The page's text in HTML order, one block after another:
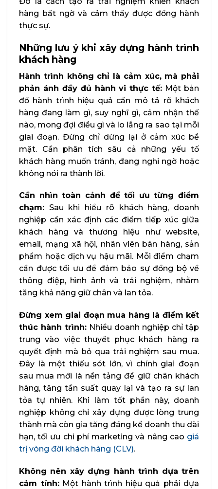
hàng bất ngờ và cảm thấy được đồng hành
thực sự.
Những lưu ý khi xây dựng hành trình
khách hàng
Hành trình không chỉ là cảm xúc, mà phải
phản ánh đầy đủ hành vi thực tế: Một bản
đồ hành trình hiệu quả cần mô tả rõ khách
hàng đang làm gì, suy nghĩ gì, cảm nhận thế
nào, mong đợi điều gì và lo lắng ra sao tại mỗi
giai đoạn. Đừng chỉ dừng lại ở cảm xúc bề
mặt. Cần phân tích sâu cả những yếu tố
khách hàng muốn tránh, đang nghi ngờ hoặc
không nói ra thành lời.
Cần nhìn toàn cảnh để tối ưu từng điểm
chạm: Sau khi hiểu rõ khách hàng, doanh
nghiệp cần xác định các điểm tiếp xúc giữa
khách hàng và thương hiệu như website,
email, mạng xã hội, nhân viên bán hàng, sản
phẩm hoặc dịch vụ hậu mãi. Mỗi điểm chạm
cần được tối ưu để đảm bảo sự đồng bộ về
thông điệp, hình ảnh và trải nghiệm, nhằm
tăng khả năng giữ chân và lan tỏa.
Đừng xem giai đoạn mua hàng là điểm kết
thúc hành trình: Nhiều doanh nghiệp chỉ tập
trung vào việc thuyết phục khách hàng ra
quyết định mà bỏ qua trải nghiệm sau mua.
Đây là một thiếu sót lớn, vì chính giai đoạn
sau mua mới là nền tảng để giữ chân khách
hàng, tăng tần suất quay lại và tạo ra sự lan
tỏa tự nhiên. Khi làm tốt phần này, doanh
nghiệp không chỉ xây dựng được lòng trung
thành mà còn gia tăng đáng kể doanh thu dài
hạn, tối ưu chi phí marketing và nâng cao giá
trị vòng đời khách hàng (CLV).
Không nên xây dựng hành trình dựa trên
cảm tính:Một hành trình hiệu quả phải dựa